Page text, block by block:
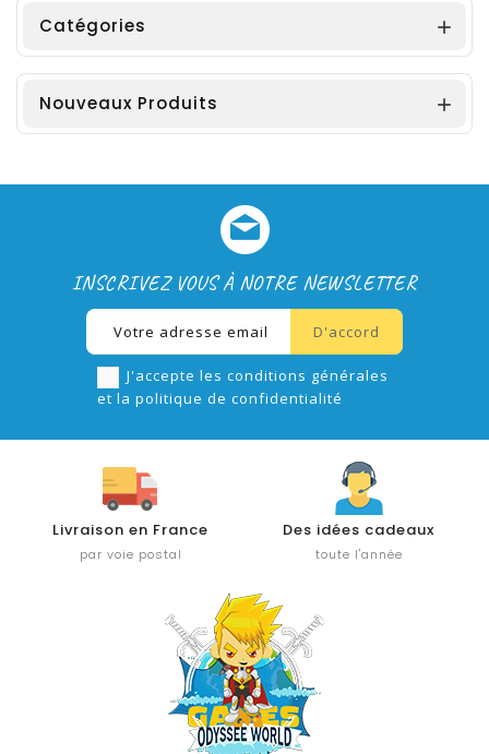
Catégories 
Nouveaux Produits 
INSCRIVEZ VOUS À NOTRE NEWSLETTER
J'accepte les conditions générales
et la politique de confidentialité
Livraison en France
par voie postal
Des idées cadeaux
toute l'année